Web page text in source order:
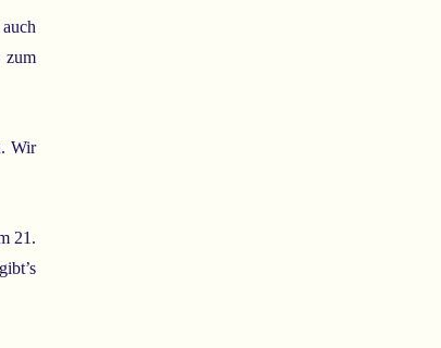
zum
Wir
21.